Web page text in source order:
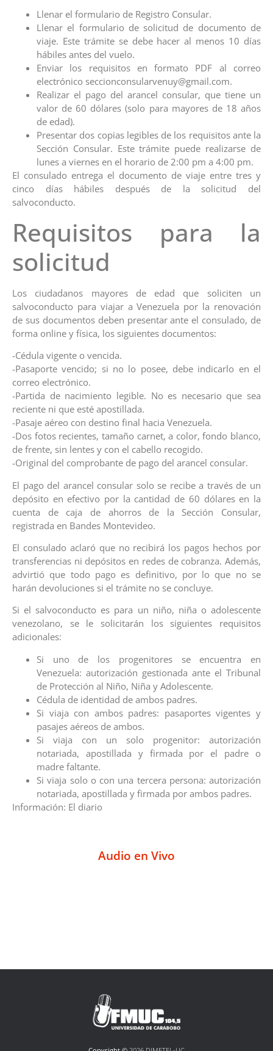
Llenar el formulario de Registro Consular.
Llenar el formulario de solicitud de documento de
viaje. Este trámite se debe hacer al menos 10 días
hábiles antes del vuelo.
Enviar los requisitos en formato PDF al correo
electrónico seccionconsularvenuy@gmail.com.
Realizar el pago del arancel consular, que tiene un
valor de 60 dólares (solo para mayores de 18 años
de edad).
Presentar dos copias legibles de los requisitos ante la
Sección Consular. Este trámite puede realizarse de
lunes a viernes en el horario de 2:00 pm a 4:00 pm.
El consulado entrega el documento de viaje entre tres y
cinco días hábiles después de la solicitud del
salvoconducto.
Requisitos para la
solicitud
Los ciudadanos mayores de edad que soliciten un
salvoconducto para viajar a Venezuela por la renovación
de sus documentos deben presentar ante el consulado, de
forma online y física, los siguientes documentos:
-Cédula vigente o vencida.
-Pasaporte vencido; si no lo posee, debe indicarlo en el
correo electrónico.
-Partida de nacimiento legible. No es necesario que sea
reciente ni que esté apostillada.
-Pasaje aéreo con destino final hacia Venezuela.
-Dos fotos recientes, tamaño carnet, a color, fondo blanco,
de frente, sin lentes y con el cabello recogido.
-Original del comprobante de pago del arancel consular.
El pago del arancel consular solo se recibe a través de un
depósito en efectivo por la cantidad de 60 dólares en la
cuenta de caja de ahorros de la Sección Consular,
registrada en Bandes Montevideo.
El consulado aclaró que no recibirá los pagos hechos por
transferencias ni depósitos en redes de cobranza. Además,
advirtió que todo pago es definitivo, por lo que no se
harán devoluciones si el trámite no se concluye.
Si el salvoconducto es para un niño, niña o adolescente
venezolano, se le solicitarán los siguientes requisitos
adicionales:
Si uno de los progenitores se encuentra en
Venezuela: autorización gestionada ante el Tribunal
de Protección al Niño, Niña y Adolescente.
Cédula de identidad de ambos padres.
Si viaja con ambos padres: pasaportes vigentes y
pasajes aéreos de ambos.
Si viaja con un solo progenitor: autorización
notariada, apostillada y firmada por el padre o
madre faltante.
Si viaja solo o con una tercera persona: autorización
notariada, apostillada y firmada por ambos padres.
Información: El diario
Audio en Vivo